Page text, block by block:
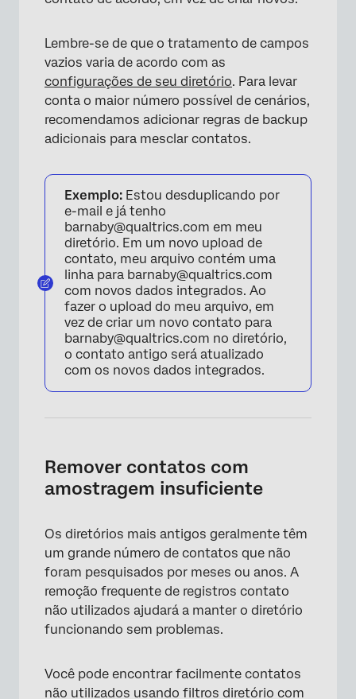
Lembre-se de que o tratamento de campos
vazios varia de acordo com as
configurações de seu diretório. Para levar
conta o maior número possível de cenários,
recomendamos adicionar regras de backup
adicionais para mesclar contatos.
Exemplo: Estou desduplicando por
e-mail e já tenho
barnaby@qualtrics.com em meu
diretório. Em um novo upload de
contato, meu arquivo contém uma
linha para barnaby@qualtrics.com
com novos dados integrados. Ao
fazer o upload do meu arquivo, em
vez de criar um novo contato para
barnaby@qualtrics.com no diretório,
o contato antigo será atualizado
com os novos dados integrados.
Remover contatos com
amostragem insuficiente
Os diretórios mais antigos geralmente têm
um grande número de contatos que não
foram pesquisados por meses ou anos. A
remoção frequente de registros contato
não utilizados ajudará a manter o diretório
funcionando sem problemas.
Você pode encontrar facilmente contatos
não utilizados usando filtros diretório com